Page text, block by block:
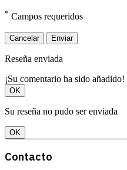
* Campos requeridos
Cancelar Enviar
Reseña enviada
¡Su comentario ha sido añadido!
OK
Su reseña no pudo ser enviada
OK
Contacto